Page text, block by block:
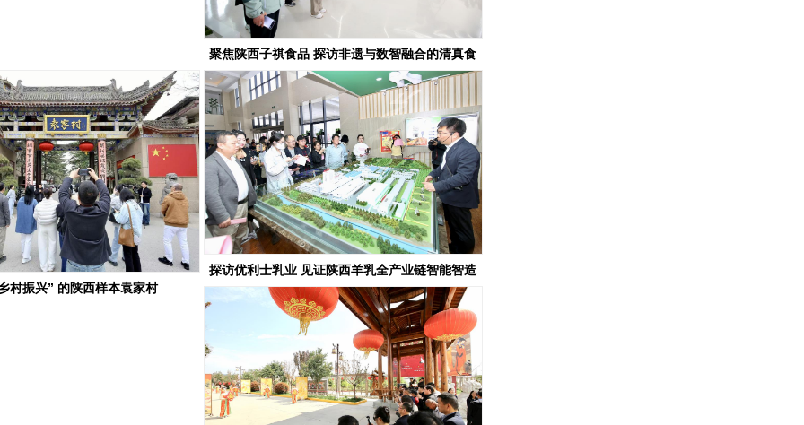
聚焦陕西子祺食品 探访非遗与数智融合的清真食
品新标杆
村振兴” 的陕西样本袁家村
探访优利士乳业 见证陕西羊乳全产业链智能智造